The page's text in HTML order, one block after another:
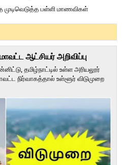
முடிவெடுத்த பள்ளி மாணவிகள்
ஆட்சியர் அறிவிப்பு
தமிழ்நாட்டில் உள்ள அரியலூர்
நிர்வாகத்தால் உள்ளூர் விடுமுறை